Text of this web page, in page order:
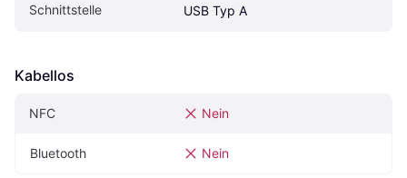
Schnittstelle USB Typ A
Kabellos
NFC Nein
Bluetooth Nein